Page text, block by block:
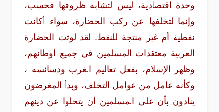
وحدة اقتصادية، ليس لتشابه ظروفها فحسب،
وإنما لتخلفها عن ركب الحضارة، سواء أكانت
نفطية أم غير منتجة للنفط. لقد لوثت الحضارة
العربية معتقدات المسلمين في جميع أوطانهم،
وظهر الإسلام، بفعل تعاليم الغرب ودسائسه ،
وكأنه عامل من عوامل التخلف، وبدأ المغرضون
ينادون بأن على المسلمين أن يتخلوا عن دينهم